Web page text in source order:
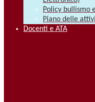
Policy bullismo
Piano delle
Docenti e ATA